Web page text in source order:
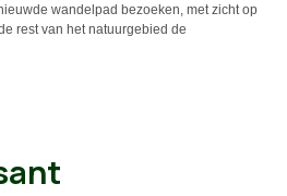
wandelpad bezoeken, met zicht op
rest van het natuurgebied de